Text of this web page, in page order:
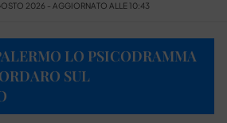
2026 - AGGIORNATO ALLE 10:43
LO PSICODRAMMA
SUL